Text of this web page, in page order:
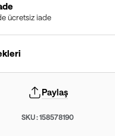
ücretsiz iade
Paylaş
SKU :158578190